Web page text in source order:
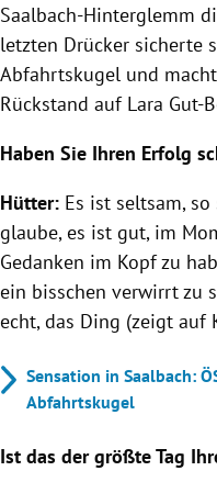
Saalbach-Hinterglemm
letzten Drücker sicherte
Abfahrtskugel und
Rückstand auf Lara Gut-
Haben Sie Ihren Erfolg
Hütter: Es ist seltsam,
glaube, es ist gut, im
Gedanken im Kopf zu
ein bisschen verwirrt zu
echt, das Ding (zeigt auf
Sensation in Saalbach:
Abfahrtskugel
Ist das der größte Tag